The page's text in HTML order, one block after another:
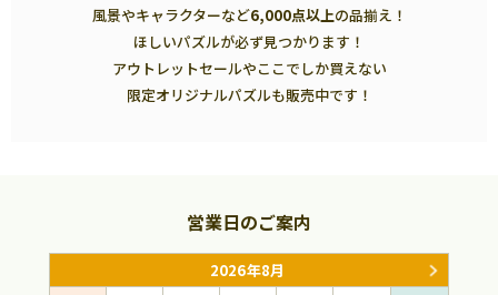
風景やキャラクターなど6,000点以上の品揃え！
ほしいパズルが必ず見つかります！
アウトレットセールやここでしか買えない
限定オリジナルパズルも販売中です！
営業日のご案内
2026年8月